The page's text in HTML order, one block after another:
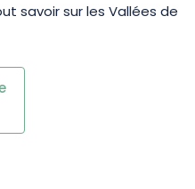
savoir sur les Vallées de